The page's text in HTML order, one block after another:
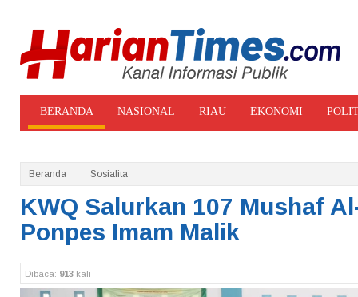
BERANDA NASIONAL RIAU EKONOMI
Beranda Sosialita
KWQ Salurkan 107 Mushaf
Ponpes Imam Malik
Dibaca: 913 kali